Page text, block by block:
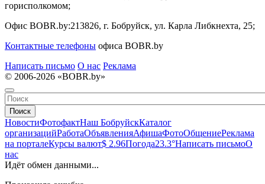
горисполкомом;
Офис BOBR.by:213826, г. Бобруйск, ул. Карла Либкнехта, 25;
Контактные телефоны офиса BOBR.by
Написать письмо О нас Реклама
© 2006-2026 «BOBR.by»
Поиск
НовостиФотофактНаш БобруйскКаталог
организацийРаботаОбъявленияАфишаФотоОбщениеРеклама
на порталеКурсы валют$ 2.96Погода23.3°Написать письмоО
нас
Идёт обмен данными...